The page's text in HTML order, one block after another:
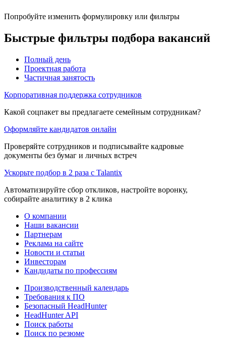
Попробуйте изменить формулировку или фильтры
Быстрые фильтры подбора вакансий
Полный день
Проектная работа
Частичная занятость
Корпоративная поддержка сотрудников
Какой соцпакет вы предлагаете семейным сотрудникам?
Оформляйте кандидатов онлайн
Проверяйте сотрудников и подписывайте кадровые
документы без бумаг и личных встреч
Ускорьте подбор в 2 раза с Talantix
Автоматизируйте сбор откликов, настройте воронку,
собирайте аналитику в 2 клика
О компании
Наши вакансии
Партнерам
Реклама на сайте
Новости и статьи
Инвесторам
Кандидаты по профессиям
Производственный календарь
Требования к ПО
Безопасный HeadHunter
HeadHunter API
Поиск работы
Поиск по резюме